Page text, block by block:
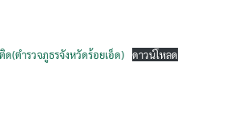
ด(ตำรวจภูธรจังหวัดร้อยเอ็ด) ดาวน์โหลด